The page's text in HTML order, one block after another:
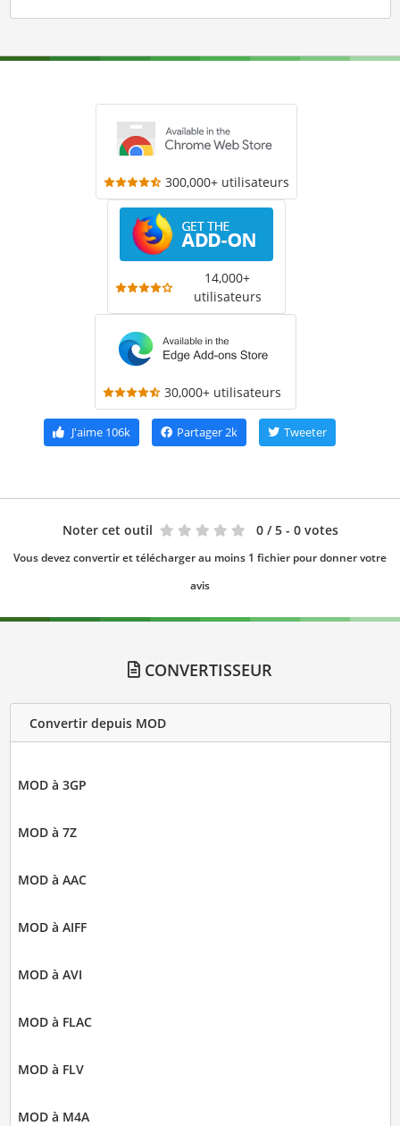
300,000+ utilisateurs
14,000+
utilisateurs
30,000+ utilisateurs
J'aime106k Partager2k Tweeter
Noter cet outil 0 / 5 - 0 votes
Vous devez convertir et télécharger au moins 1 fichier pour donner votre
avis
CONVERTISSEUR
Convertir depuis MOD
MOD à 3GP
MOD à 7Z
MOD à AAC
MOD à AIFF
MOD à AVI
MOD à FLAC
MOD à FLV
MOD à M4A